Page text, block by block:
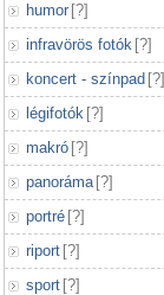
humor [?]
infravörös fotók [?]
koncert - színpad [?]
légifotók [?]
makró [?]
panoráma [?]
portré [?]
riport [?]
sport [?]